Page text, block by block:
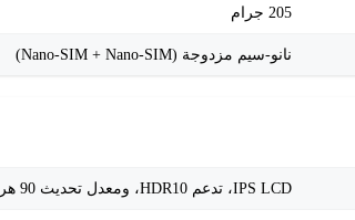
205 جرام
نانو-سيم مزدوجة (Nano-SIM + Nano-SIM)
IPS LCD، تدعم HDR10، ومعدل تحديث 90 هرتز